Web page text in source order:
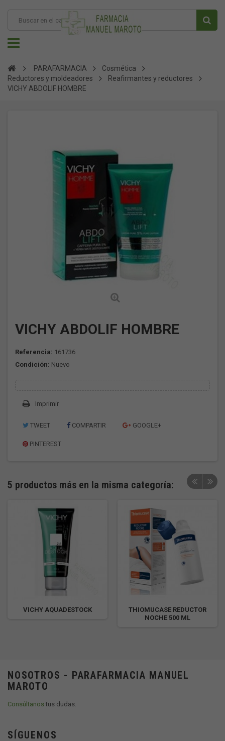
PARAFARMACIA
Cosmética
Reductores y moldeadores
Reafirmantes y reductores
VICHY ABDOLIF HOMBRE
VICHY ABDOLIF HOMBRE
Referencia: 161736
Condición: Nuevo
Imprimir
TWEET COMPARTIR GOOGLE+
PINTEREST
5 productos más en la misma categoría:
VICHY AQUADESTOCK
THIOMUCASE REDUCTOR
NOCHE 500 ML
NOSOTROS - PARAFARMACIA MANUEL
MAROTO
Consúltanostus dudas.
SÍGUENOS